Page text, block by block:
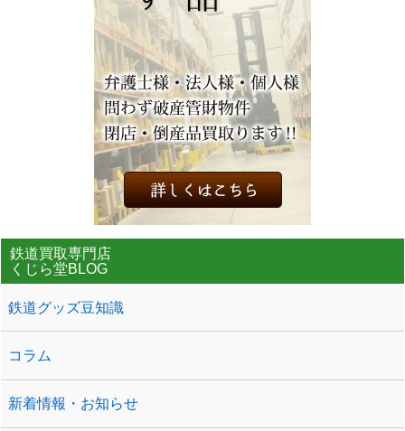
鉄道買取専門店
くじら堂BLOG
鉄道グッズ豆知識
コラム
新着情報・お知らせ